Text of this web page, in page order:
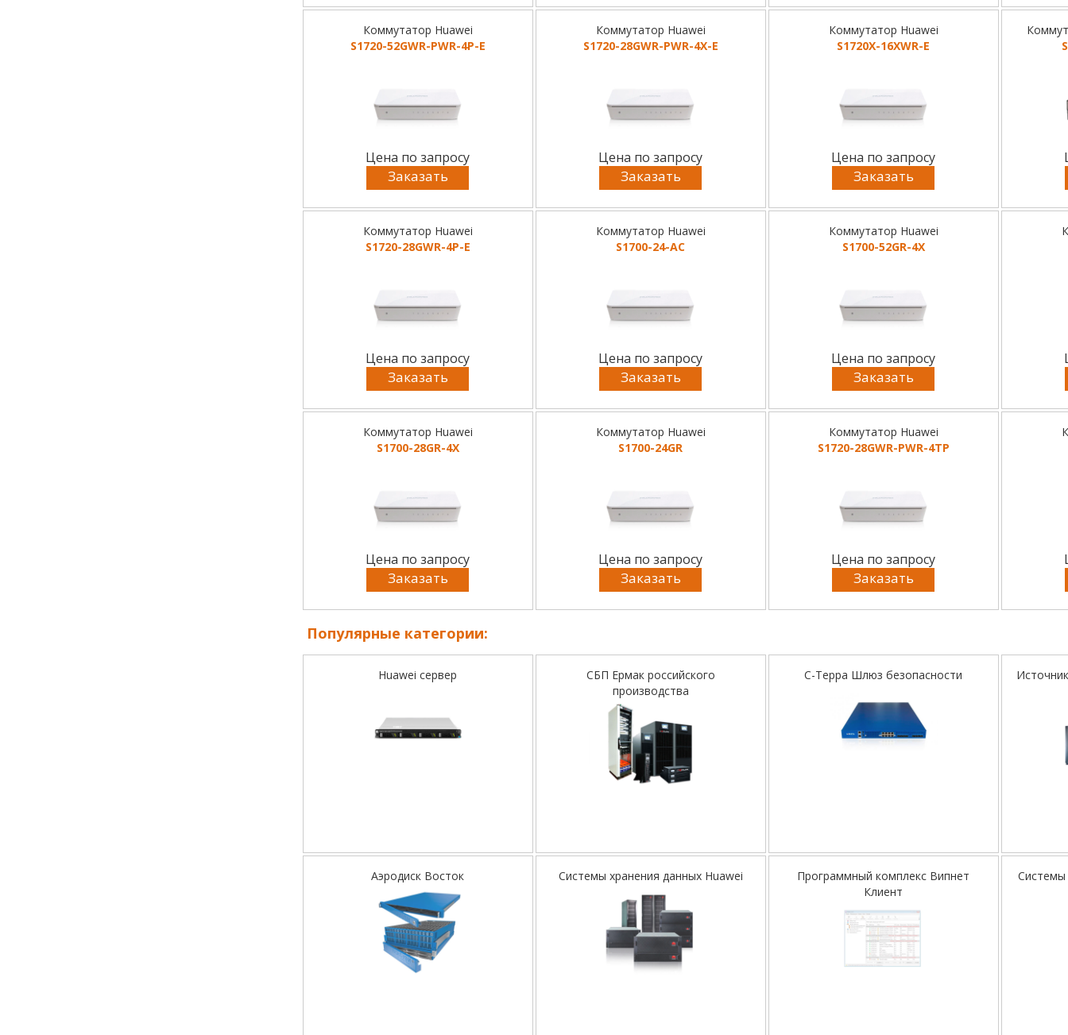
Коммутатор Huawei
S1720-52GWR-PWR-4P-E
Цена по запросу
Заказать
Коммутатор Huawei
S1720-28GWR-PWR-4X-E
Цена по запросу
Заказать
Коммутатор Huawei
S1720X-16XWR-E
Цена по запросу
Заказать
Коммутатор Huawei
S1720-28GWR-4P-E
Цена по запросу
Заказать
Коммутатор Huawei
S1700-24-AC
Цена по запросу
Заказать
Коммутатор Huawei
S1700-52GR-4X
Цена по запросу
Заказать
Коммутатор Huawei
S1700-28GR-4X
Цена по запросу
Заказать
Коммутатор Huawei
S1700-24GR
Цена по запросу
Заказать
Коммутатор Huawei
S1720-28GWR-PWR-4TP
Цена по запросу
Заказать
Популярные категории:
Huawei сервер
СБП Ермак российского
производства
С-Терра Шлюз безопасности
Аэродиск Восток Системы хранения данных Huawei
Программный комплекс Випнет
Клиент
Системы